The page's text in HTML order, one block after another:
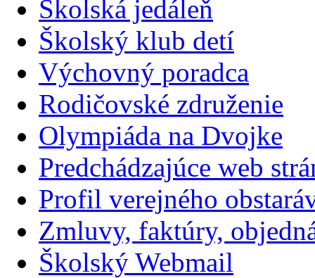
Školská jedáleň
Školský klub detí
Výchovný poradca
Rodičovské združenie
Olympiáda na Dvojke
Predchádzajúce web
Profil verejného
Zmluvy, faktúry,
Školský Webmail